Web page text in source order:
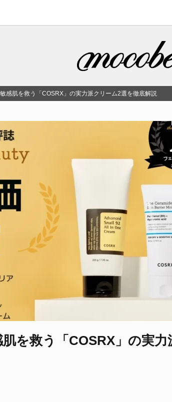
感肌を救う「COSRX」の実力派クリーム2選を徹底解説
を救う「COSRX」の実力